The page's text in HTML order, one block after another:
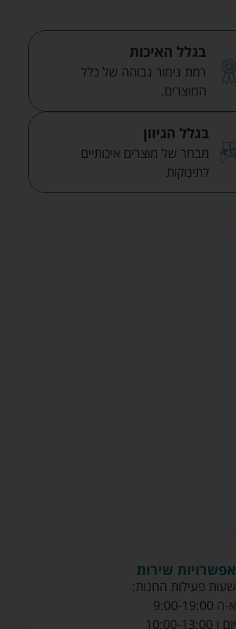
בגלל האיכות
רמת גימור גבוהה של כלל
המוצרים.
בגלל הגיוון
מבחר של מוצרים איכותיים
לתינוקות
אפשרויות שירות
שעות פעילות החנות:
א-ה 9:00-19:00
יום ו 10:00-13:00